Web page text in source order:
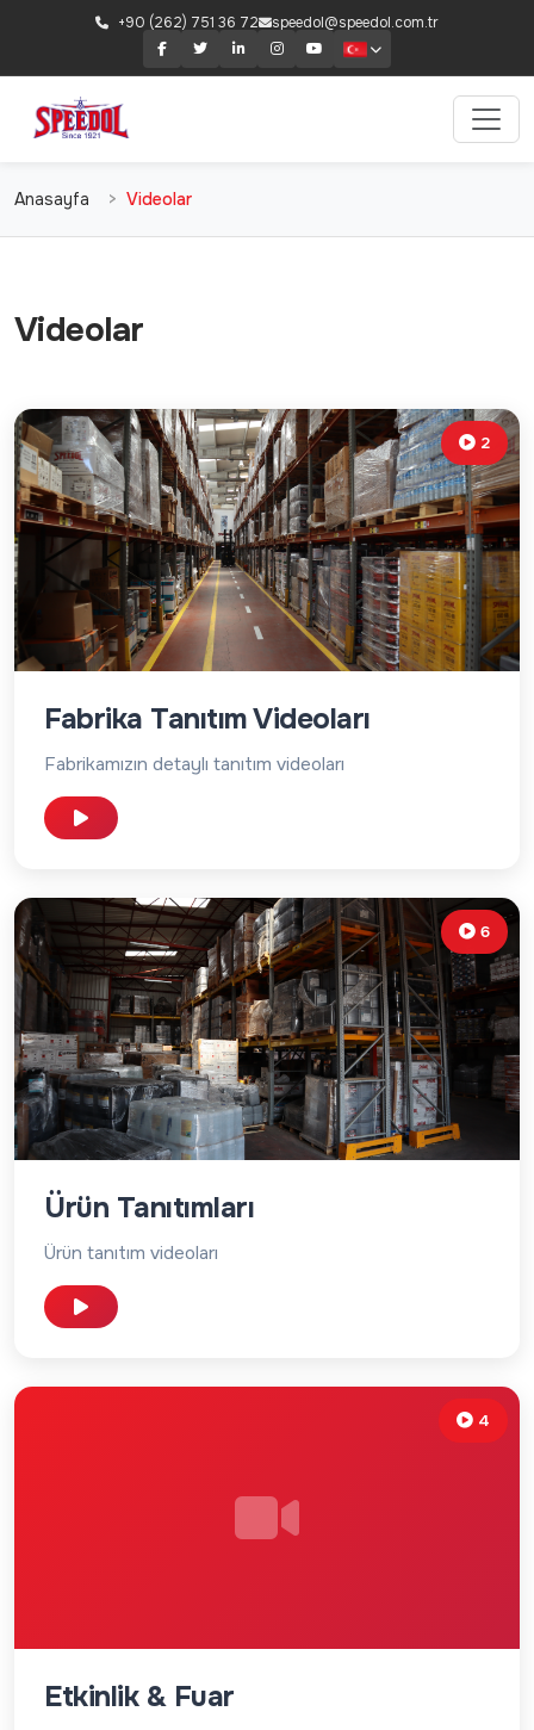
+90 (262) 751 36 72 speedol@speedol.com.tr
Anasayfa Videolar
Videolar
2
Fabrika Tanıtım Videoları
Fabrikamızın detaylı tanıtım videoları
6
Ürün Tanıtımları
Ürün tanıtım videoları
4
Etkinlik & Fuar